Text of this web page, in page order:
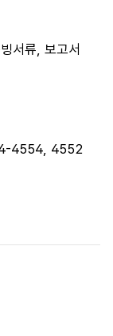
서류, 보고서
4554, 4552